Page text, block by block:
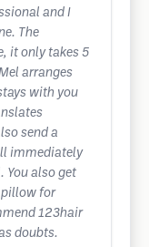
and I
The
it only takes 5
arranges
with you
send a
immediately
You also get
pillow for
123hair
doubts.